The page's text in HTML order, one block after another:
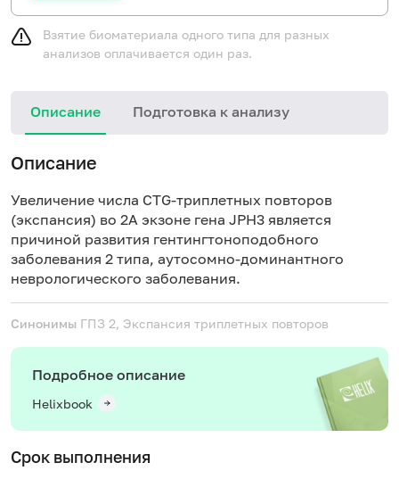
Взятие биоматериала одного типа для разных
анализов оплачивается один раз.
Описание Подготовка к анализу
Описание
Увеличение числа CTG-триплетных повторов
(экспансия) во 2А экзоне гена JPH3 является
причиной развития гентингтоноподобного
заболевания 2 типа, аутосомно-доминантного
неврологического заболевания.
Синонимы ГПЗ 2, Экспансия триплетных повторов
Подробное описание
Helixbook
Срок выполнения